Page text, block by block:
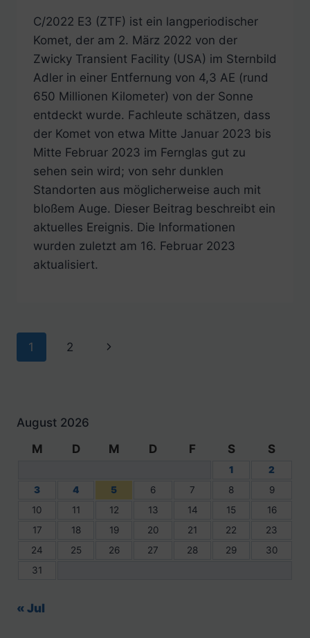
C/2022 E3 (ZTF) ist ein langperiodischer
Komet, der am 2. März 2022 von der
Zwicky Transient Facility (USA) im Sternbild
Adler in einer Entfernung von 4,3 AE (rund
650 Millionen Kilometer) von der Sonne
entdeckt wurde. Fachleute schätzen, dass
der Komet von etwa Mitte Januar 2023 bis
Mitte Februar 2023 im Fernglas gut zu
sehen sein wird; von sehr dunklen
Standorten aus möglicherweise auch mit
bloßem Auge. Dieser Beitrag beschreibt ein
aktuelles Ereignis. Die Informationen
wurden zuletzt am 16. Februar 2023
aktualisiert.
Seitennavigation
1 2
Nächste
August 2026
M
D M D F S S
1
2
3
4 5 6 7 8
9
10
11 12 13 14 15
16
17
18 19 20 21 22
23
24
25 26 27 28 29
30
31
« Jul